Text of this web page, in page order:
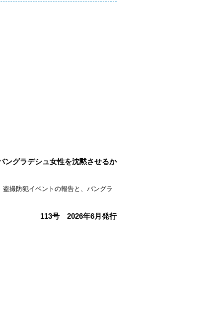
ングラデシュ女性を沈黙させるか
撮防犯イベントの報告と、バングラ
113号 2026年6月発行